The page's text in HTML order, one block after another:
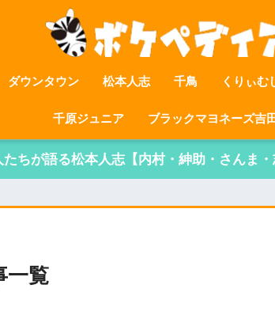
ダウンタウン 松本人志 千鳥 くりぃむ
千原ジュニア ブラックマヨネーズ吉田
ちが語る松本人志【内村・紳助・さんま・
一覧